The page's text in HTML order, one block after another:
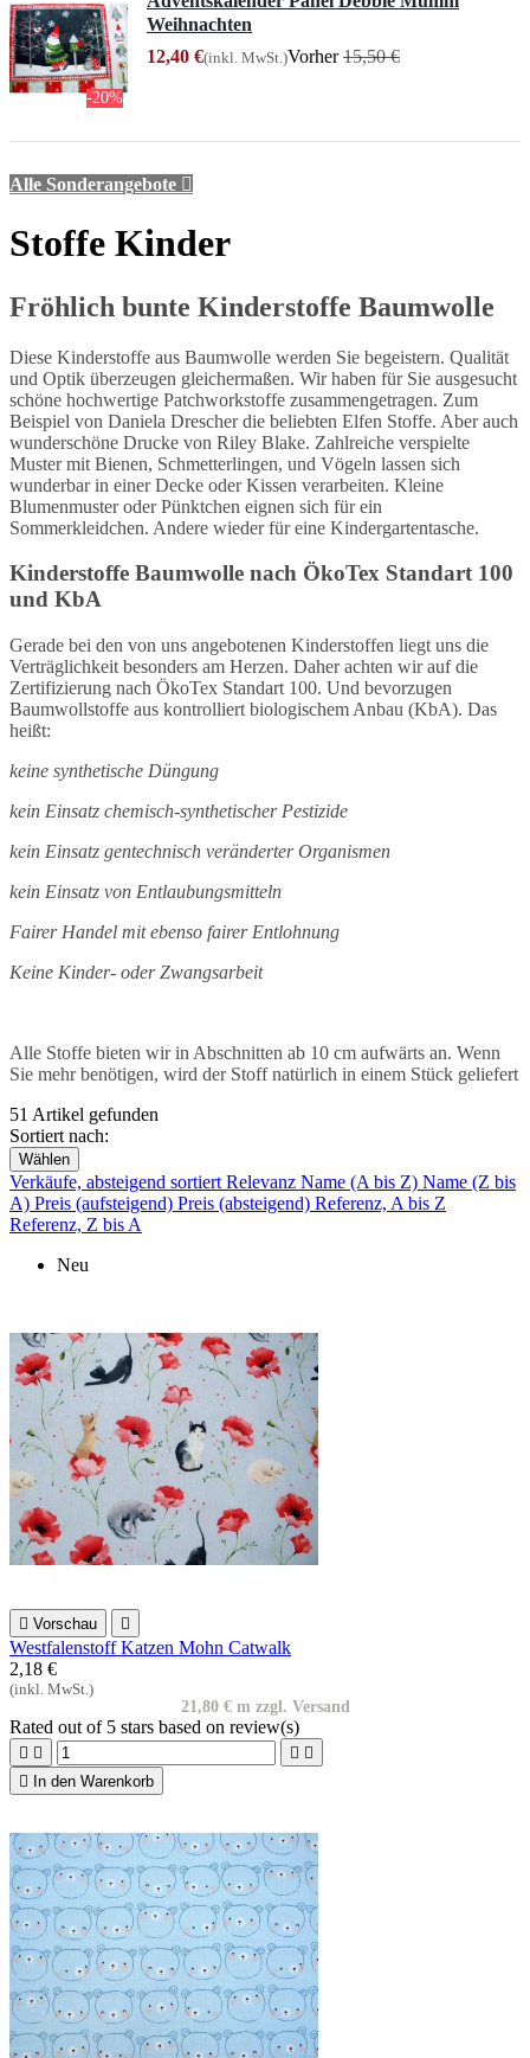
-20%
Weihnachten
12,40 €(inkl. MwSt.)Vorher15,50 €
Alle Sonderangebote 
Stoffe Kinder
Fröhlich bunte Kinderstoffe Baumwolle
Diese Kinderstoffe aus Baumwolle werden Sie begeistern. Qualität
und Optik überzeugen gleichermaßen. Wir haben für Sie ausgesucht
schöne hochwertige Patchworkstoffe zusammengetragen. Zum
Beispiel von Daniela Drescher die beliebten Elfen Stoffe. Aber auch
wunderschöne Drucke von Riley Blake. Zahlreiche verspielte
Muster mit Bienen, Schmetterlingen, und Vögeln lassen sich
wunderbar in einer Decke oder Kissen verarbeiten. Kleine
Blumenmuster oder Pünktchen eignen sich für ein
Sommerkleidchen. Andere wieder für eine Kindergartentasche.
Kinderstoffe Baumwolle nach ÖkoTex Standart 100
und KbA
Gerade bei den von uns angebotenen Kinderstoffen liegt uns die
Verträglichkeit besonders am Herzen. Daher achten wir auf die
Zertifizierung nach ÖkoTex Standart 100. Und bevorzugen
Baumwollstoffe aus kontrolliert biologischem Anbau (KbA). Das
heißt:
keine synthetische Düngung
kein Einsatz chemisch-synthetischer Pestizide
kein Einsatz gentechnisch veränderter Organismen
kein Einsatz von Entlaubungsmitteln
Fairer Handel mit ebenso fairer Entlohnung
Keine Kinder- oder Zwangsarbeit
Alle Stoffe bieten wir in Abschnitten ab 10 cm aufwärts an. Wenn
Sie mehr benötigen, wird der Stoff natürlich in einem Stück geliefert
51 Artikel gefunden
Sortiert nach:
Wählen
Verkäufe, absteigend sortiert Relevanz Name (A bis Z) Name (Z bis
A) Preis (aufsteigend) Preis (absteigend) Referenz, A bis Z
Referenz, Z bis A
Neu
 Vorschau 
Westfalenstoff Katzen Mohn Catwalk
2,18 €
(inkl. MwSt.)
21,80 € m zzgl. Versand
Rated out of 5 stars based on review(s)
   

In den Warenkorb